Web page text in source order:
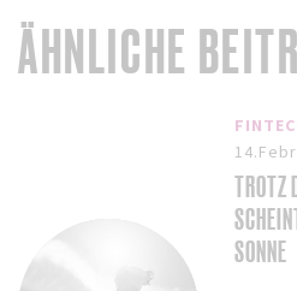
ÄHNLICHE
TROTZ
SONNE